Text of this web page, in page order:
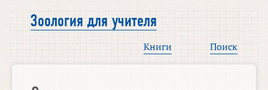
Зоология для учителя
Книги Поиск